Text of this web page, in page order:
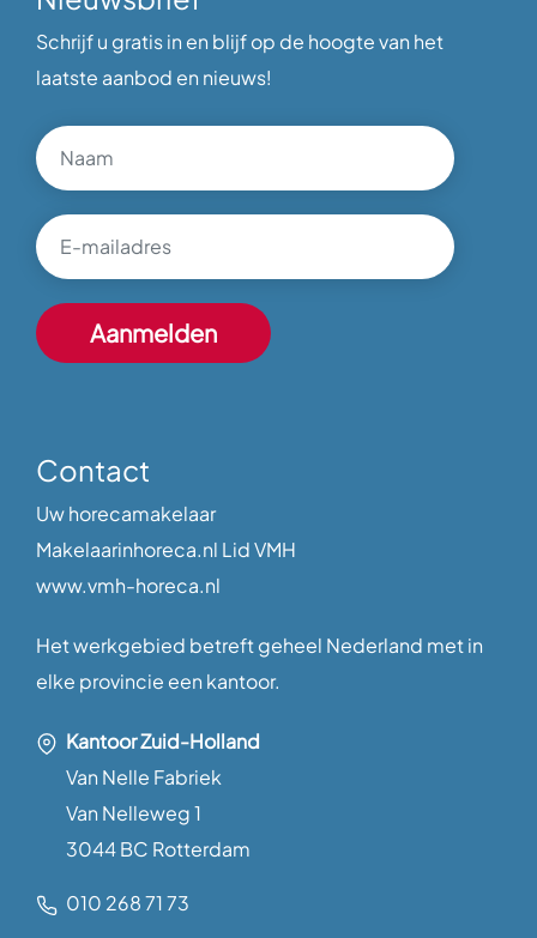
Schrijf u gratis in en blijf op de hoogte van het
laatste aanbod en nieuws!
Contact
Uw horecamakelaar
Makelaarinhoreca.nl Lid VMH
www.vmh-horeca.nl
Het werkgebied betreft geheel Nederland met in
elke provincie een kantoor.
Kantoor Zuid-Holland
Van Nelle Fabriek
Van Nelleweg 1
3044 BC Rotterdam
010 268 71 73